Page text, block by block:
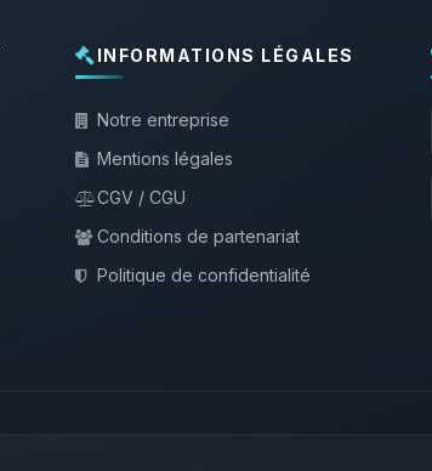
INFORMATIONS LÉGALES
Notre entreprise
Mentions légales
CGV / CGU
Conditions de partenariat
Politique de confidentialité